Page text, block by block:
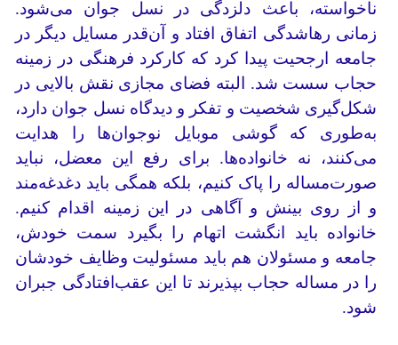
ناخواسته، باعث دلزدگی‌ در نسل جوان می‌شود.
زمانی رهاشدگی اتفاق افتاد و آن‌قدر مسایل دیگر در
جامعه ارجحیت پیدا کرد که کارکرد فرهنگی در زمینه
حجاب سست شد. البته فضای مجازی نقش بالایی در
شکل‌گیری شخصیت و تفکر و دیدگاه نسل جوان دارد،
به‌طوری که گوشی‌ موبایل نوجوان‌ها را هدایت
می‌کنند، نه خانواده‌ها. برای رفع این معضل، نباید
صورت‌مساله را پاک کنیم، بلکه همگی باید دغدغه‌مند
و از روی بینش و آگاهی در این زمینه اقدام کنیم.
خانواده باید انگشت اتهام را بگیرد سمت خودش،
جامعه و مسئولان هم باید مسئولیت وظایف خودشان
را در مساله حجاب بپذیرند تا این عقب‌افتادگی جبران
شود.